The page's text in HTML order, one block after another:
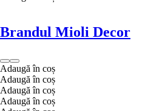
Brandul Mioli Decor
Adaugă în coș
Adaugă în coș
Adaugă în coș
Adaugă în coș